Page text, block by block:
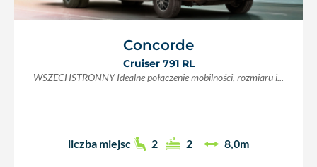
Concorde
Cruiser 791 RL
WSZECHSTRONNY Idealne połączenie mobilności, rozmiaru i...
liczba miejsc 2 2 8,0m